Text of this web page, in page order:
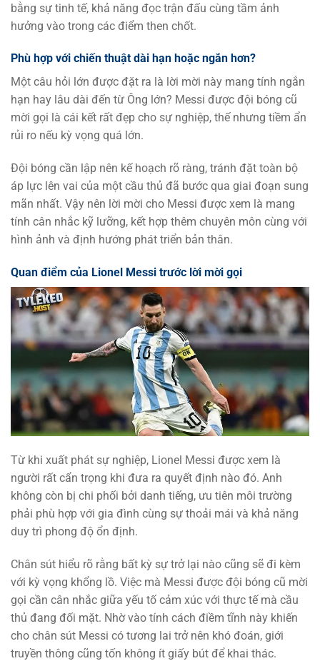
bằng sự tinh tế, khả năng đọc trận đấu cùng tầm ảnh
hưởng vào trong các điểm then chốt.
Phù hợp với chiến thuật dài hạn hoặc ngắn hơn?
Một câu hỏi lớn được đặt ra là lời mời này mang tính ngắn
hạn hay lâu dài đến từ Ông lớn? Messi được đội bóng cũ
mời gọi là cái kết rất đẹp cho sự nghiệp, thế nhưng tiềm ẩn
rủi ro nếu kỳ vọng quá lớn.
Đội bóng cần lập nên kế hoạch rõ ràng, tránh đặt toàn bộ
áp lực lên vai của một cầu thủ đã bước qua giai đoạn sung
mãn nhất. Vậy nên lời mời cho Messi được xem là mang
tính cân nhắc kỹ lưỡng, kết hợp thêm chuyên môn cùng với
hình ảnh và định hướng phát triển bản thân.
Quan điểm của Lionel Messi trước lời mời gọi
Từ khi xuất phát sự nghiệp, Lionel Messi được xem là
người rất cẩn trọng khi đưa ra quyết định nào đó. Anh
không còn bị chi phối bởi danh tiếng, ưu tiên môi trường
phải phù hợp với gia đình cùng sự thoải mái và khả năng
duy trì phong độ ổn định.
Chân sút hiểu rõ rằng bất kỳ sự trở lại nào cũng sẽ đi kèm
với kỳ vọng khổng lồ. Việc mà Messi được đội bóng cũ mời
gọi cần cân nhắc giữa yếu tố cảm xúc với thực tế mà cầu
thủ đang đối mặt. Nhờ vào tính cách điềm tĩnh này khiến
cho chân sút Messi có tương lai trở nên khó đoán, giới
truyền thông cũng tốn không ít giấy bút để khai thác.